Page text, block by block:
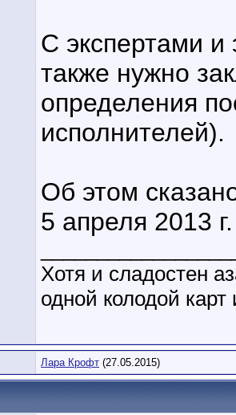
С экспертами и
также нужно
определения
исполнителей).
Об этом
5 апреля 2013
Хотя и сладостен
одной колодой
Лара Крофт (27.05.2015)